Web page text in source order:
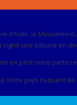
d’Asile, le
signé une tribune en
en péril notre pacte
notre pays risquent